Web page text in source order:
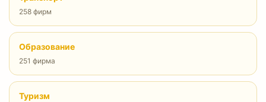
258 фирм
Образование
251 фирма
Туризм